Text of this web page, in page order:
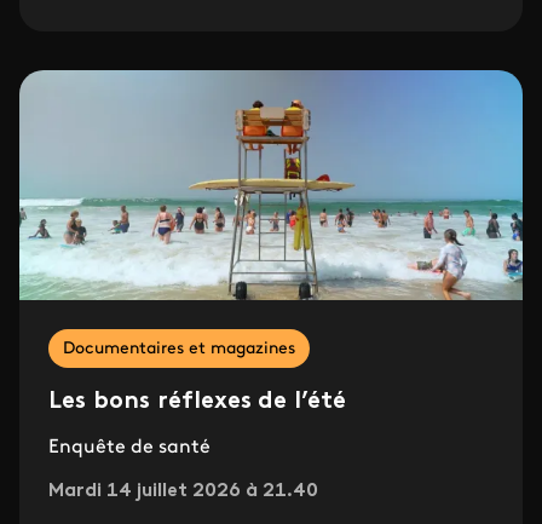
Documentaires et magazines
Les bons réflexes de l’été
Enquête de santé
Mardi 14 juillet 2026 à 21.40